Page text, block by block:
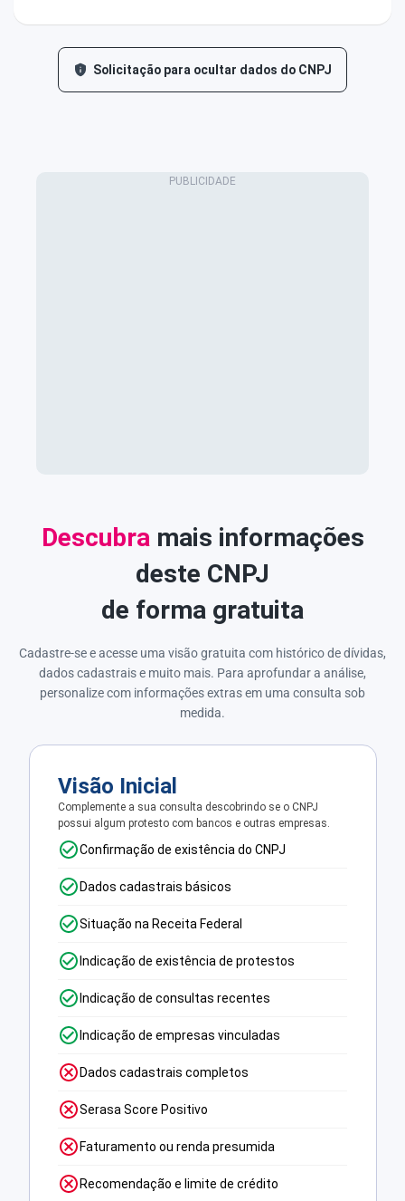
Solicitação para ocultar dados do CNPJ
Descubra mais informações
deste CNPJ
de forma gratuita
Cadastre-se e acesse uma visão gratuita com histórico de dívidas,
dados cadastrais e muito mais. Para aprofundar a análise,
personalize com informações extras em uma consulta sob
medida.
Visão Inicial
Complemente a sua consulta descobrindo se o CNPJ
possui algum protesto com bancos e outras empresas.
Confirmação de existência do CNPJ
Dados cadastrais básicos
Situação na Receita Federal
Indicação de existência de protestos
Indicação de consultas recentes
Indicação de empresas vinculadas
Dados cadastrais completos
Serasa Score Positivo
Faturamento ou renda presumida
Recomendação e limite de crédito